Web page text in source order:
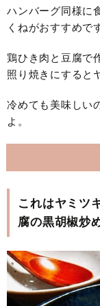
ハンバーグ同様に
くねがおすすめで
鶏ひき肉と豆腐で
照り焼きにすると
冷めても美味しい
よ。
これはヤミツ
腐の黒胡椒炒